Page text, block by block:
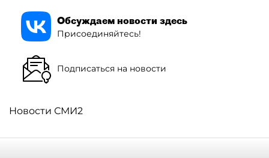
Обсуждаем новости здесь
Присоединяйтесь!
Подписаться на новости
Новости СМИ2